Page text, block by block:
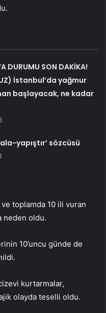
DURUMU SON DAKİKA!
İstanbul’da yağmur
başlayacak, ne kadar
yapıştır’ sözcüsü
toplamda 10 ili vuran
neden oldu.
10’uncu günde de
kurtarmalar,
olayda teselli oldu.